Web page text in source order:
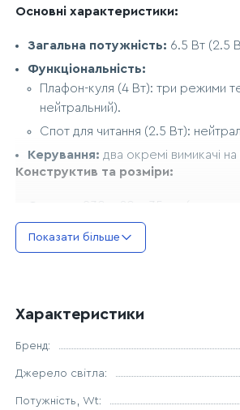
Основні характеристики:
Загальна потужність: 6.5 Вт (2.5
Функціональність:
Плафон-куля (4 Вт): три режими
нейтральний).
Спот для читання (2.5 Вт):
Керування: два окремі вимикачі
Конструктив та розміри:
Основа:
230 × 80 × 35 мм (з
Плафон-куля:
діаметр 80 мм.
Спот:102 × 29 мм.
в кулі або спрямований промінь
атмосферою.
Адаптивність:
три режими
Показати більше
Характеристики
Бренд:
Джерело світла:
Потужність, Wt: